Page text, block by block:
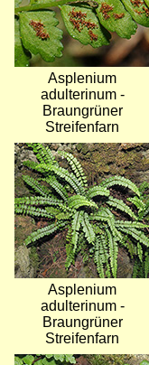
Asplenium
adulterinum -
Braungrüner
Streifenfarn
Bild
Asplenium
adulterinum -
Braungrüner
Streifenfarn
Bild